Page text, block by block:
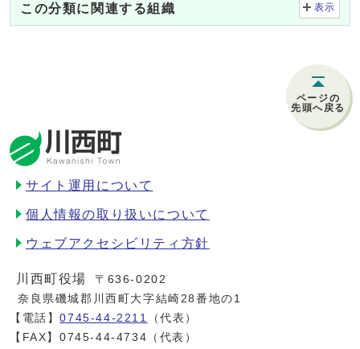
この分類に関連する組織 表示
ページの
先頭へ戻る
サイト運用について
個人情報の取り扱いについて
ウェブアクセシビリティ方針
川西町役場
〒636-0202
奈良県磯城郡川西町大字結崎28番地の1
【電話】0745-44-2211
（代表）
【FAX】0745-44-4734（代表）